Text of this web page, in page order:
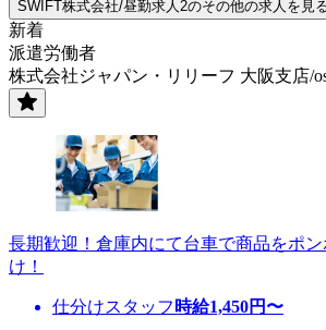
SWIFT株式会社/昼勤求人2のその他の求人を見
新着
派遣労働者
株式会社ジャパン・リリーフ 大阪支店/
長期歓迎！倉庫内にて台車で商品をポ
け！
仕分けスタッフ 時給1,450円〜